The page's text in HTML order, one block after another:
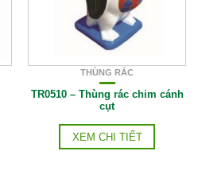
THÙNG RÁC
TR0510 – Thùng rác chim cánh
cụt
XEM CHI TIẾT